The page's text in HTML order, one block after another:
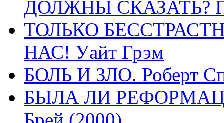
ДОЛЖНЫ СКАЗАТЬ?
ТОЛЬКО
НАС! Уайт Грэм
БОЛЬ И ЗЛО. Роберт
БЫЛА ЛИ